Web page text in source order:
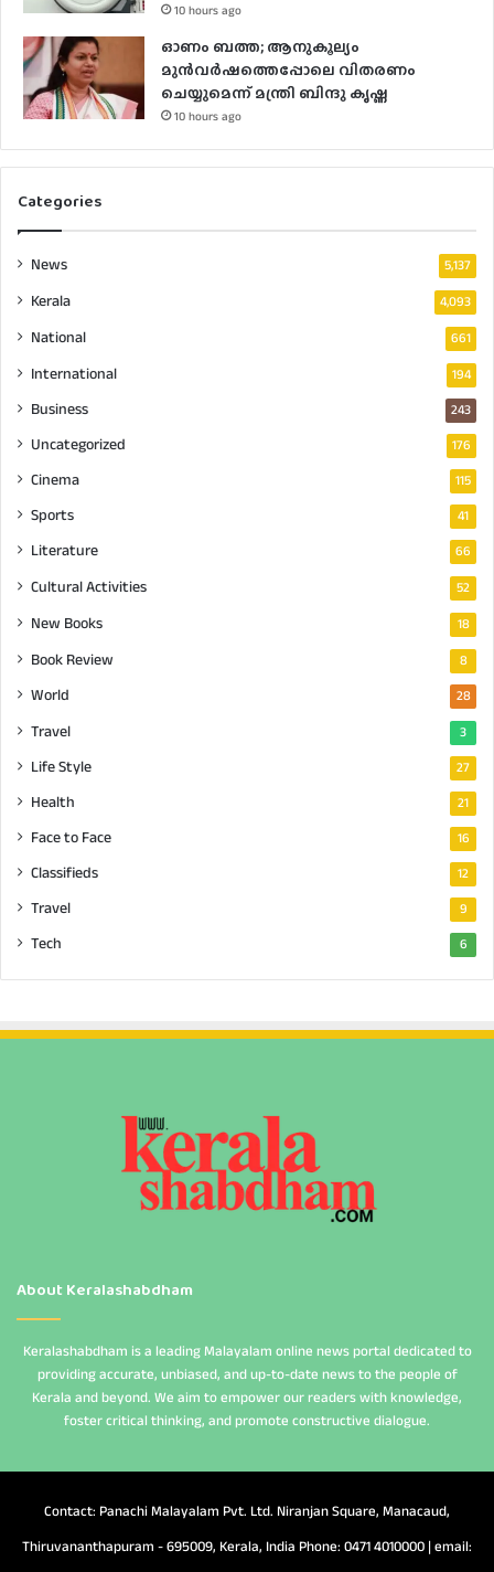
10 hours ago
ഓണം ബത്ത; ആനുകൂല്യം
മുൻവർഷത്തെപ്പോലെ വിതരണം
ചെയ്യുമെന്ന് മന്ത്രി ബിന്ദു കൃഷ്ണ
10 hours ago
Categories
News 5,137
Kerala 4,093
National 661
International 194
Business 243
Uncategorized 176
Cinema 115
Sports 41
Literature 66
Cultural Activities 52
New Books 18
Book Review 8
World 28
Travel 3
Life Style 27
Health 21
Face to Face 16
Classifieds 12
Travel 9
Tech 6
About Keralashabdham
Keralashabdham is a leading Malayalam online news portal dedicated to
providing accurate, unbiased, and up-to-date news to the people of
Kerala and beyond. We aim to empower our readers with knowledge,
foster critical thinking, and promote constructive dialogue.
Contact: Panachi Malayalam Pvt. Ltd. Niranjan Square, Manacaud,
Thiruvananthapuram - 695009, Kerala, India Phone: 0471 4010000 | email: